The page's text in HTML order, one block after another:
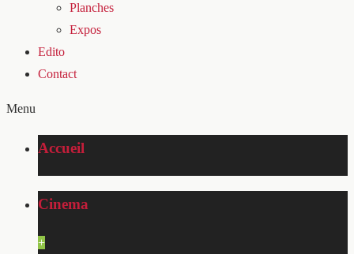
Planches
Expos
Edito
Contact
Menu
Accueil
Cinema
+